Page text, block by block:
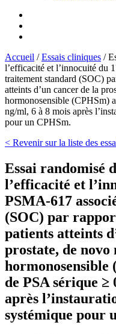
Accueil /Essais cliniques /
l’efficacité et l’innocuité du
traitement standard (SOC)
atteints d’un cancer de la
hormonosensible (CPHSm)
ng/ml, 6 à 8 mois après
pour un CPHSm.
< Revenir sur la liste des
Essai randomisé
l’efficacité et
PSMA-617
(SOC) par
patients atteints
prostate, de novo
hormonosensible
de PSA sérique ≥
après
systémique pour